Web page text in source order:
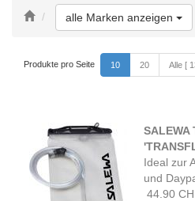
alle Marken anzeigen
Produkte pro Seite 10 20 Alle [
SALEWA
Ideal zur
und
44.90